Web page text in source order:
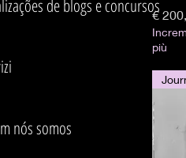
Preço
€
più
de blogs e concursos
nós somos